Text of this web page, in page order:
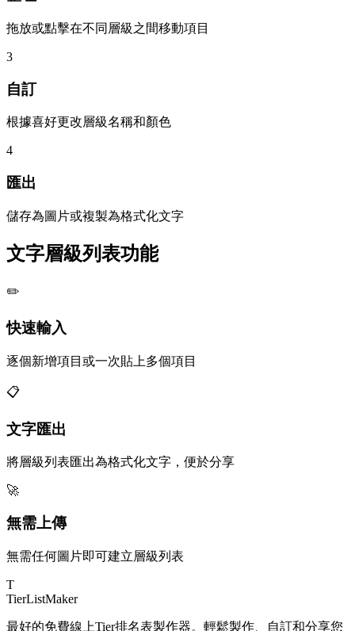
拖放或點擊在不同層級之間移動項目
3
自訂
根據喜好更改層級名稱和顏色
4
匯出
儲存為圖片或複製為格式化文字
文字層級列表功能
✏️
快速輸入
逐個新增項目或一次貼上多個項目
📋
文字匯出
將層級列表匯出為格式化文字，便於分享
🚀
無需上傳
無需任何圖片即可建立層級列表
T
TierListMaker
最好的免費線上Tier排名表製作器。輕鬆製作、自訂和分享您